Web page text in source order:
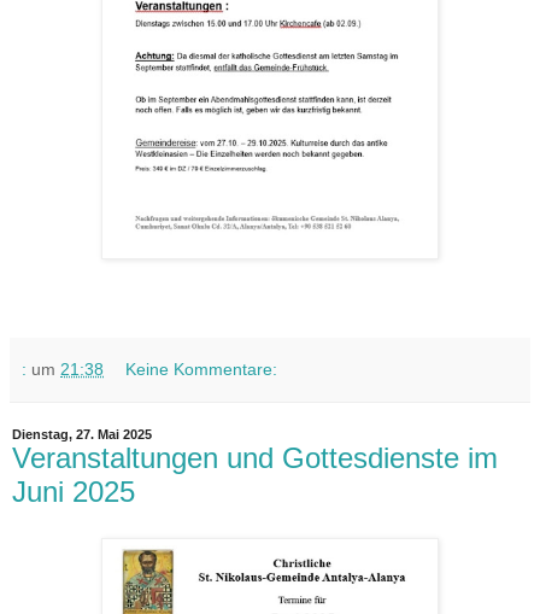
: um 21:38 Keine Kommentare:
Dienstag, 27. Mai 2025
Veranstaltungen und Gottesdienste im
Juni 2025